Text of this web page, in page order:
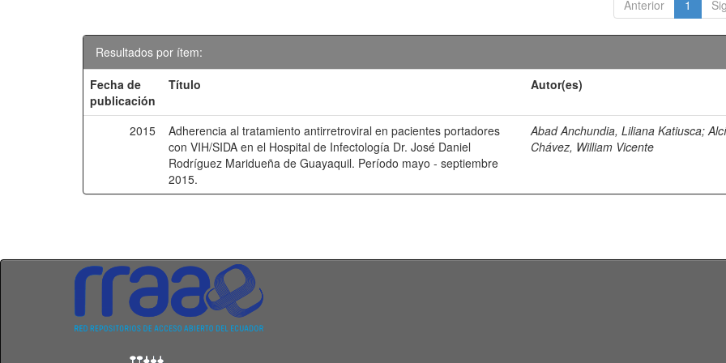
Anterior 1
Resultados por ítem:
Fecha de
publicación
Título Autor(es)
2015
Adherencia al tratamiento antirretroviral en pacientes portadores
con VIH/SIDA en el Hospital de Infectología Dr. José Daniel
Rodríguez Maridueña de Guayaquil. Período mayo - septiembre
2015.
Abad Anchundia, Liliana Katiusca;
Chávez, William Vicente